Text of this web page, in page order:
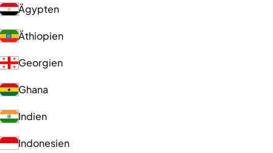
Ägypten
Äthiopien
Georgien
Ghana
Indien
Indonesien